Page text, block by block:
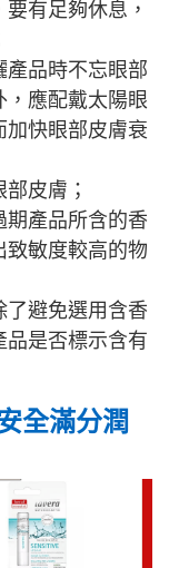
有足夠休息，
產品時不忘眼部
，應配戴太陽眼
加快眼部皮膚衰
皮膚；
期產品所含的香
致敏度較高的物
了避免選用含香
品是否標示含有
全滿分潤